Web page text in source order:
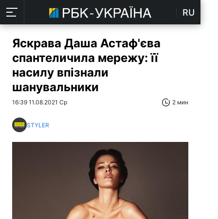
RU
Яскрава Даша Астаф'єва
спантеличила мережу: її
насилу впізнали
шанувальники
16:39 11.08.2021 Ср 2 мин
STYLER